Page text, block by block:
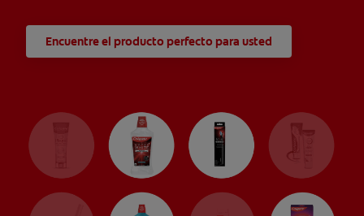
Encuentre el producto perfecto para usted